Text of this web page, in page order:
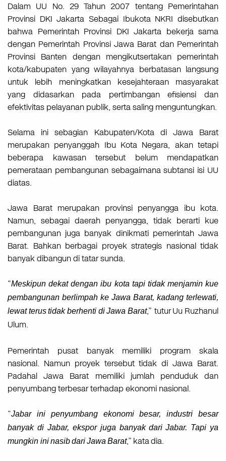
Dalam UU No. 29 Tahun 2007 tentang Pemerintahan
Provinsi DKI Jakarta Sebagai Ibukota NKRI disebutkan
bahwa Pemerintah Provinsi DKI Jakarta bekerja sama
dengan Pemerintah Provinsi Jawa Barat dan Pemerintah
Provinsi Banten dengan mengikutsertakan pemerintah
kota/kabupaten yang wilayahnya berbatasan langsung
untuk lebih meningkatkan kesejahteraan masyarakat
yang didasarkan pada pertimbangan efisiensi dan
efektivitas pelayanan publik, serta saling menguntungkan.
Selama ini sebagian Kabupaten/Kota di Jawa Barat
merupakan penyanggah Ibu Kota Negara, akan tetapi
beberapa kawasan tersebut belum mendapatkan
pemerataan pembangunan sebagaimana subtansi isi UU
diatas.
Jawa Barat merupakan provinsi penyangga ibu kota.
Namun, sebagai daerah penyangga, tidak berarti kue
pembangunan juga banyak dinikmati pemerintah Jawa
Barat. Bahkan berbagai proyek strategis nasional tidak
banyak dibangun di tatar sunda.
“Meskipun dekat dengan ibu kota tapi tidak menjamin kue
pembangunan berlimpah ke Jawa Barat, kadang terlewati,
lewat terus tidak berhenti di Jawa Barat,” tuturUu Ruzhanul
Ulum.
Pemerintah pusat banyak memiliki program skala
nasional. Namun proyek tersebut tidak di Jawa Barat.
Padahal Jawa Barat memiliki jumlah penduduk dan
penyumbang terbesar terhadap ekonomi nasional.
“Jabar ini penyumbang ekonomi besar, industri besar
banyak di Jabar, ekspor juga banyak dari Jabar. Tapi ya
mungkin ininasibdariJawa Barat,” katadia.